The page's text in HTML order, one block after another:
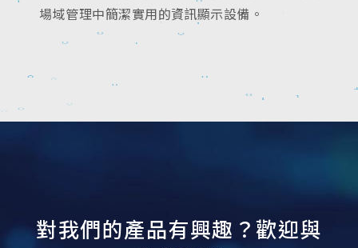
場域管理中簡潔實用的資訊顯示設備。
對我們 的產品有興趣 ？歡迎與